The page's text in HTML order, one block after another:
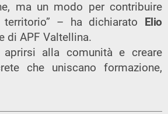
ma un modo per contribuire
– ha dichiarato Elio
di APF Valtellina.
aprirsi alla comunità e creare
che uniscano formazione,